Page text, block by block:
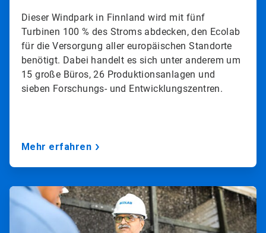
Dieser Windpark in Finnland wird mit fünf
Turbinen 100 % des Stroms abdecken, den Ecolab
für die Versorgung aller europäischen Standorte
benötigt. Dabei handelt es sich unter anderem um
15 große Büros, 26 Produktionsanlagen und
sieben Forschungs- und Entwicklungszentren.
Mehr erfahren
ArticleTile
3